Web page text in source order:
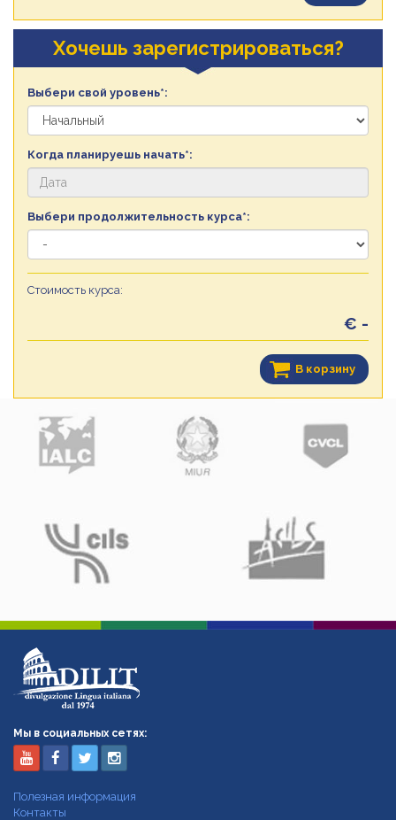
Хочешь зарегистрироваться?
Выбери свой уровень*:
Когда планируешь начать*:
Выбери продолжительность курса*:
Стоимость курса:
€ -
В корзину
Мы в социальных сетях:
Полезная информация
Контакты